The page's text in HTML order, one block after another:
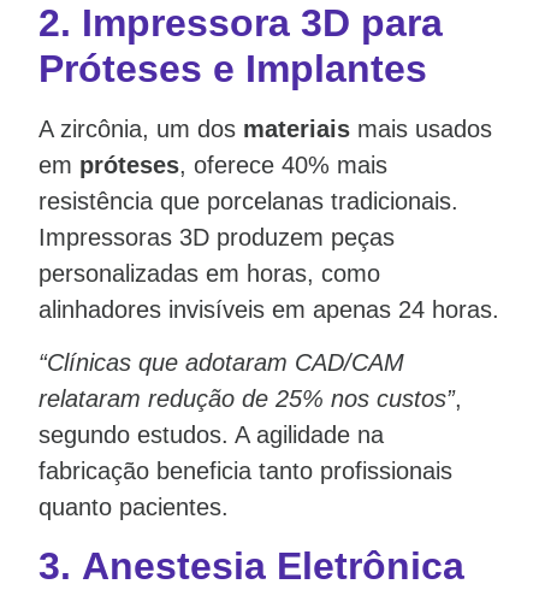
2. Impressora 3D para
Próteses e Implantes
A zircônia, um dos materiais mais usados
em próteses, oferece 40% mais
resistência que porcelanas tradicionais.
Impressoras 3D produzem peças
personalizadas em horas, como
alinhadores invisíveis em apenas 24 horas.
“Clínicas que adotaram CAD/CAM
relataram redução de 25% nos custos”,
segundo estudos. A agilidade na
fabricação beneficia tanto profissionais
quanto pacientes.
3. Anestesia Eletrônica